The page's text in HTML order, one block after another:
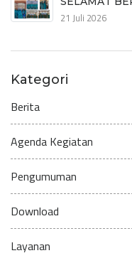
21 Juli 2026
Kategori
Berita
Agenda Kegiatan
Pengumuman
Download
Layanan